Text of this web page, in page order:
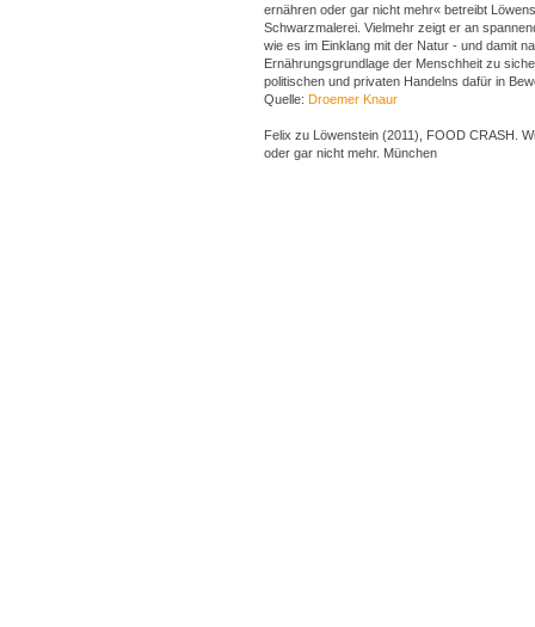
ernähren oder gar nicht mehr« betreibt
Schwarzmalerei. Vielmehr zeigt er an
wie es im Einklang mit der Natur - und damit
Ernährungsgrundlage der Menschheit zu
politischen und privaten Handelns dafür in
Quelle: Droemer Knaur
Felix zu Löwenstein (2011), FOOD CRASH.
oder gar nicht mehr. München